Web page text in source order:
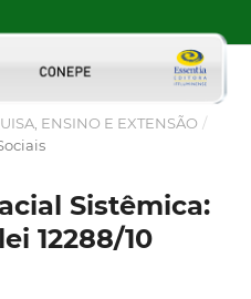
ENSINO E EXTENSÃO /
Sistêmica:
12288/10